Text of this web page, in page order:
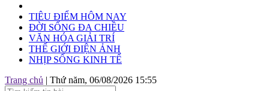
TIÊU ĐIỂM HÔM NAY
ĐỜI SỐNG ĐA CHIỀU
VĂN HÓA GIẢI TRÍ
THẾ GIỚI ĐIỆN ẢNH
NHỊP SỐNG KINH TẾ
Trang chủ | Thứ năm, 06/08/2026 15:55